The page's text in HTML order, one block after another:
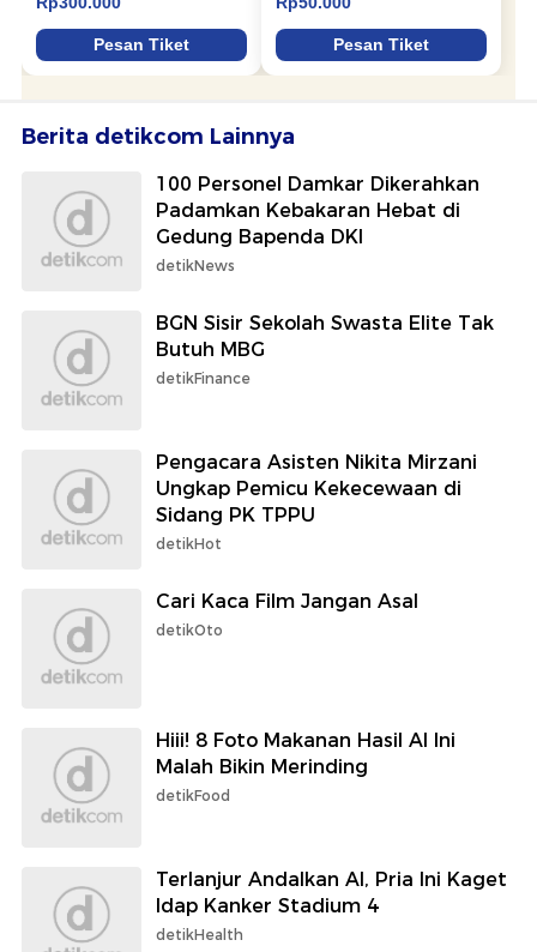
Berita detikcom Lainnya
100 Personel Damkar Dikerahkan
Padamkan Kebakaran Hebat di
Gedung Bapenda DKI
detikNews
BGN Sisir Sekolah Swasta Elite Tak
Butuh MBG
detikFinance
Pengacara Asisten Nikita Mirzani
Ungkap Pemicu Kekecewaan di
Sidang PK TPPU
detikHot
Cari Kaca Film Jangan Asal
detikOto
Hiii! 8 Foto Makanan Hasil AI Ini
Malah Bikin Merinding
detikFood
Terlanjur Andalkan AI, Pria Ini Kaget
Idap Kanker Stadium 4
detikHealth